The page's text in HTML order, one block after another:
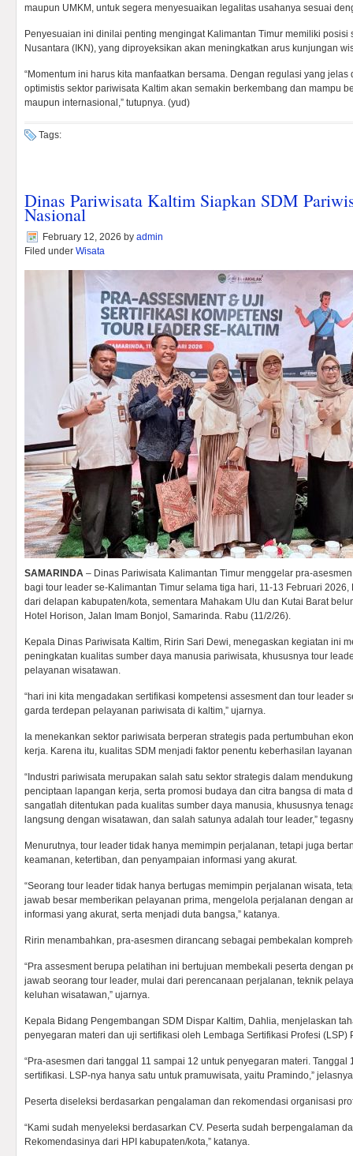
maupun UMKM, untuk segera menyesuaikan legalitas usahanya sesuai
Penyesuaian ini dinilai penting mengingat Kalimantan Timur memiliki posisi
Nusantara (IKN), yang diproyeksikan akan meningkatkan arus kunjungan
“Momentum ini harus kita manfaatkan bersama. Dengan regulasi yang
optimistis sektor pariwisata Kaltim akan semakin berkembang dan mampu
maupun internasional,” tutupnya. (yud)
Tags:
Dinas Pariwisata Kaltim Siapkan SDM
Nasional
February 12, 2026 by admin
Filed under Wisata
SAMARINDA – Dinas Pariwisata Kalimantan Timur menggelar pra-
bagi tour leader se-Kalimantan Timur selama tiga hari, 11-13 Februari
dari delapan kabupaten/kota, sementara Mahakam Ulu dan Kutai Barat
Hotel Horison, Jalan Imam Bonjol, Samarinda. Rabu (11/2/26).
Kepala Dinas Pariwisata Kaltim, Ririn Sari Dewi, menegaskan kegiatan ini
peningkatan kualitas sumber daya manusia pariwisata, khususnya tour
pelayanan wisatawan.
“hari ini kita mengadakan sertifikasi kompetensi assesment dan tour leader
garda terdepan pelayanan pariwisata di kaltim,” ujarnya.
Ia menekankan sektor pariwisata berperan strategis pada pertumbuhan
kerja. Karena itu, kualitas SDM menjadi faktor penentu keberhasilan
“Industri pariwisata merupakan salah satu sektor strategis dalam
penciptaan lapangan kerja, serta promosi budaya dan citra bangsa di mata
sangatlah ditentukan pada kualitas sumber daya manusia, khususnya
langsung dengan wisatawan, dan salah satunya adalah tour leader,”
Menurutnya, tour leader tidak hanya memimpin perjalanan, tetapi juga
keamanan, ketertiban, dan penyampaian informasi yang akurat.
“Seorang tour leader tidak hanya bertugas memimpin perjalanan wisata,
jawab besar memberikan pelayanan prima, mengelola perjalanan dengan
informasi yang akurat, serta menjadi duta bangsa,” katanya.
Ririn menambahkan, pra-asesmen dirancang sebagai pembekalan
“Pra assesment berupa pelatihan ini bertujuan membekali peserta dengan
jawab seorang tour leader, mulai dari perencanaan perjalanan, teknik
keluhan wisatawan,” ujarnya.
Kepala Bidang Pengembangan SDM Dispar Kaltim, Dahlia, menjelaskan
penyegaran materi dan uji sertifikasi oleh Lembaga Sertifikasi Profesi (LSP)
“Pra-asesmen dari tanggal 11 sampai 12 untuk penyegaran materi.
sertifikasi. LSP-nya hanya satu untuk pramuwisata, yaitu Pramindo,”
Peserta diseleksi berdasarkan pengalaman dan rekomendasi organisasi
“Kami sudah menyeleksi berdasarkan CV. Peserta sudah berpengalaman
Rekomendasinya dari HPI kabupaten/kota,” katanya.